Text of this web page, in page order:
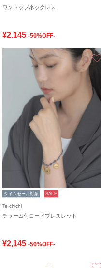
ワントップネックレス
¥2,145 -50%OFF-
タイムセール対象 SALE
Te chichi
チャーム付コードブレスレット
¥2,145 -50%OFF-